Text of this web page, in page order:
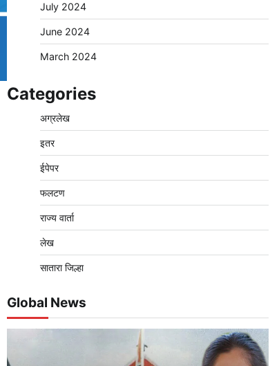
July 2024
June 2024
March 2024
Categories
अग्रलेख
इतर
ईपेपर
फलटण
राज्य वार्ता
लेख
सातारा जिल्हा
Global News